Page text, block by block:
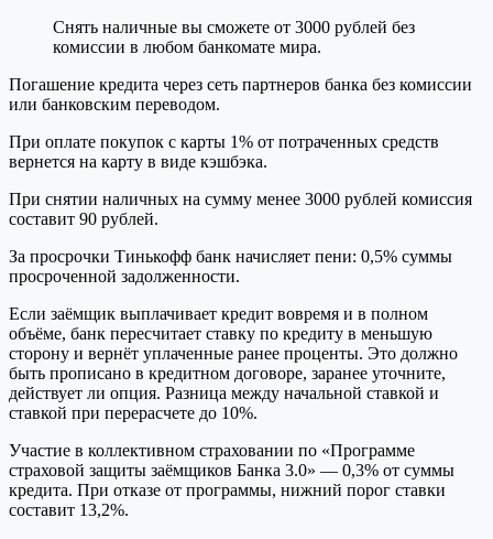
Снять наличные вы сможете от 3000 рублей без
комиссии в любом банкомате мира.
Погашение кредита через сеть партнеров банка без комиссии
или банковским переводом.
При оплате покупок с карты 1% от потраченных средств
вернется на карту в виде кэшбэка.
При снятии наличных на сумму менее 3000 рублей комиссия
составит 90 рублей.
За просрочки Тинькофф банк начисляет пени: 0,5% суммы
просроченной задолженности.
Если заёмщик выплачивает кредит вовремя и в полном
объёме, банк пересчитает ставку по кредиту в меньшую
сторону и вернёт уплаченные ранее проценты. Это должно
быть прописано в кредитном договоре, заранее уточните,
действует ли опция. Разница между начальной ставкой и
ставкой при перерасчете до 10%.
Участие в коллективном страховании по «Программе
страховой защиты заёмщиков Банка 3.0» — 0,3% от суммы
кредита. При отказе от программы, нижний порог ставки
составит 13,2%.